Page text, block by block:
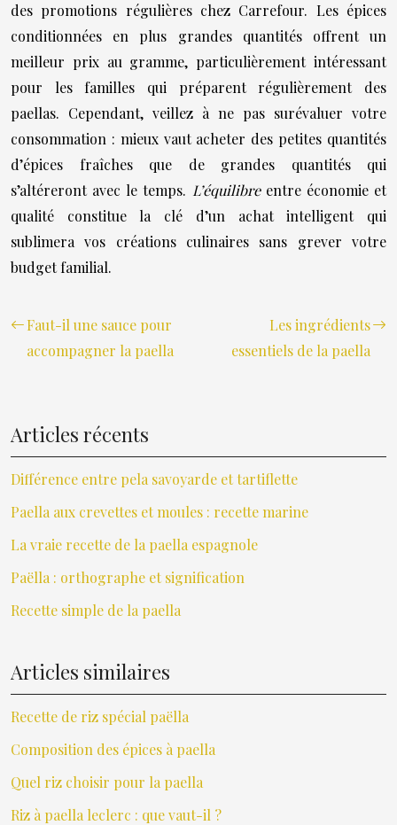
des promotions régulières chez Carrefour. Les épices
conditionnées en plus grandes quantités offrent un
meilleur prix au gramme, particulièrement intéressant
pour les familles qui préparent régulièrement des
paellas. Cependant, veillez à ne pas surévaluer votre
consommation : mieux vaut acheter des petites quantités
d’épices fraîches que de grandes quantités qui
s’altéreront avec le temps. L’équilibreentre économie et
qualité constitue la clé d’un achat intelligent qui
sublimera vos créations culinaires sans grever votre
budget familial.
Faut-il une sauce pour
accompagner la paella
Les ingrédients
essentiels de la paella
Articles récents
Différence entre pela savoyarde et tartiflette
Paella aux crevettes et moules : recette marine
La vraie recette de la paella espagnole
Paëlla : orthographe et signification
Recette simple de la paella
Articles similaires
Recette de riz spécial paëlla
Composition des épices à paella
Quel riz choisir pour la paella
Riz à paella leclerc : que vaut-il ?